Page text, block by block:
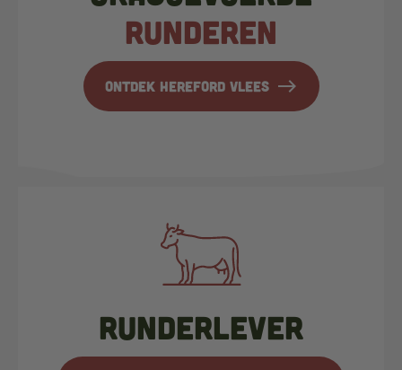
runderen
Ontdek hereford vlees east
Runderlever